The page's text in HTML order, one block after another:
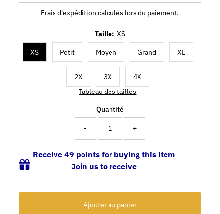
Frais d'expédition calculés lors du paiement.
Taille: XS
XS Petit Moyen Grand XL
2X 3X
4X
Tableau des tailles
Quantité
- +
Receive 49 points for buying this item
Join us to receive